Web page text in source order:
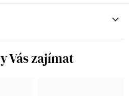
Vás zajímat